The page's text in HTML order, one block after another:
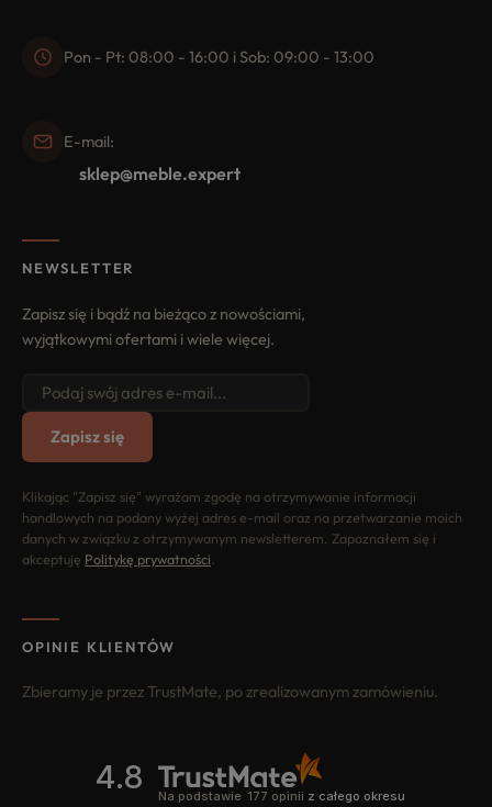
Pon - Pt: 08:00 - 16:00 i Sob: 09:00 - 13:00
E-mail:
sklep@meble.expert
NEWSLETTER
Zapisz się i bądź na bieżąco z nowościami,
wyjątkowymi ofertami i wiele więcej.
Zapisz się
Klikając "Zapisz się" wyrażam zgodę na otrzymywanie informacji
handlowych na podany wyżej adres e-mail oraz na przetwarzanie moich
danych w związku z otrzymywanym newsletterem. Zapoznałem się i
akceptuję Politykę prywatności.
OPINIE KLIENTÓW
Zbieramy je przez TrustMate, po zrealizowanym zamówieniu.